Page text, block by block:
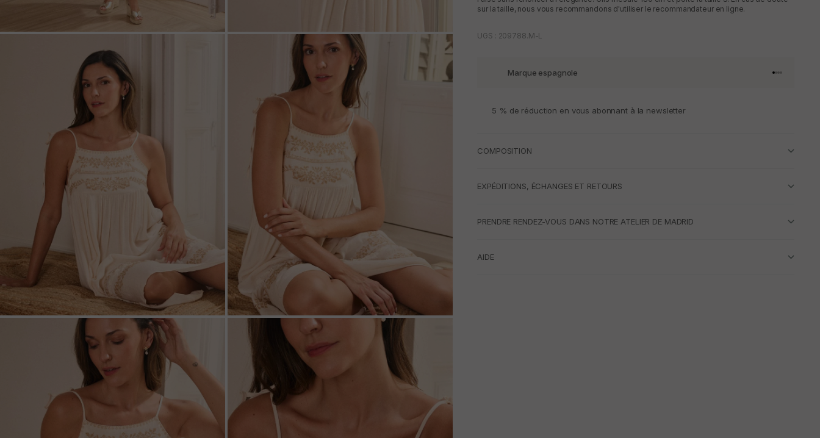
sur la taille, nous vous recommandons d'utiliser le recommandateur en ligne.
UGS : 209788.M-L
Marque espagnole Aller à
Aller à
Aller à
Aller à
5 % de réduction en vous abonnant à la newsletter
COMPOSITION
EXPÉDITIONS, ÉCHANGES ET RETOURS
PRENDRE RENDEZ-VOUS DANS NOTRE ATELIER DE MADRID
AIDE